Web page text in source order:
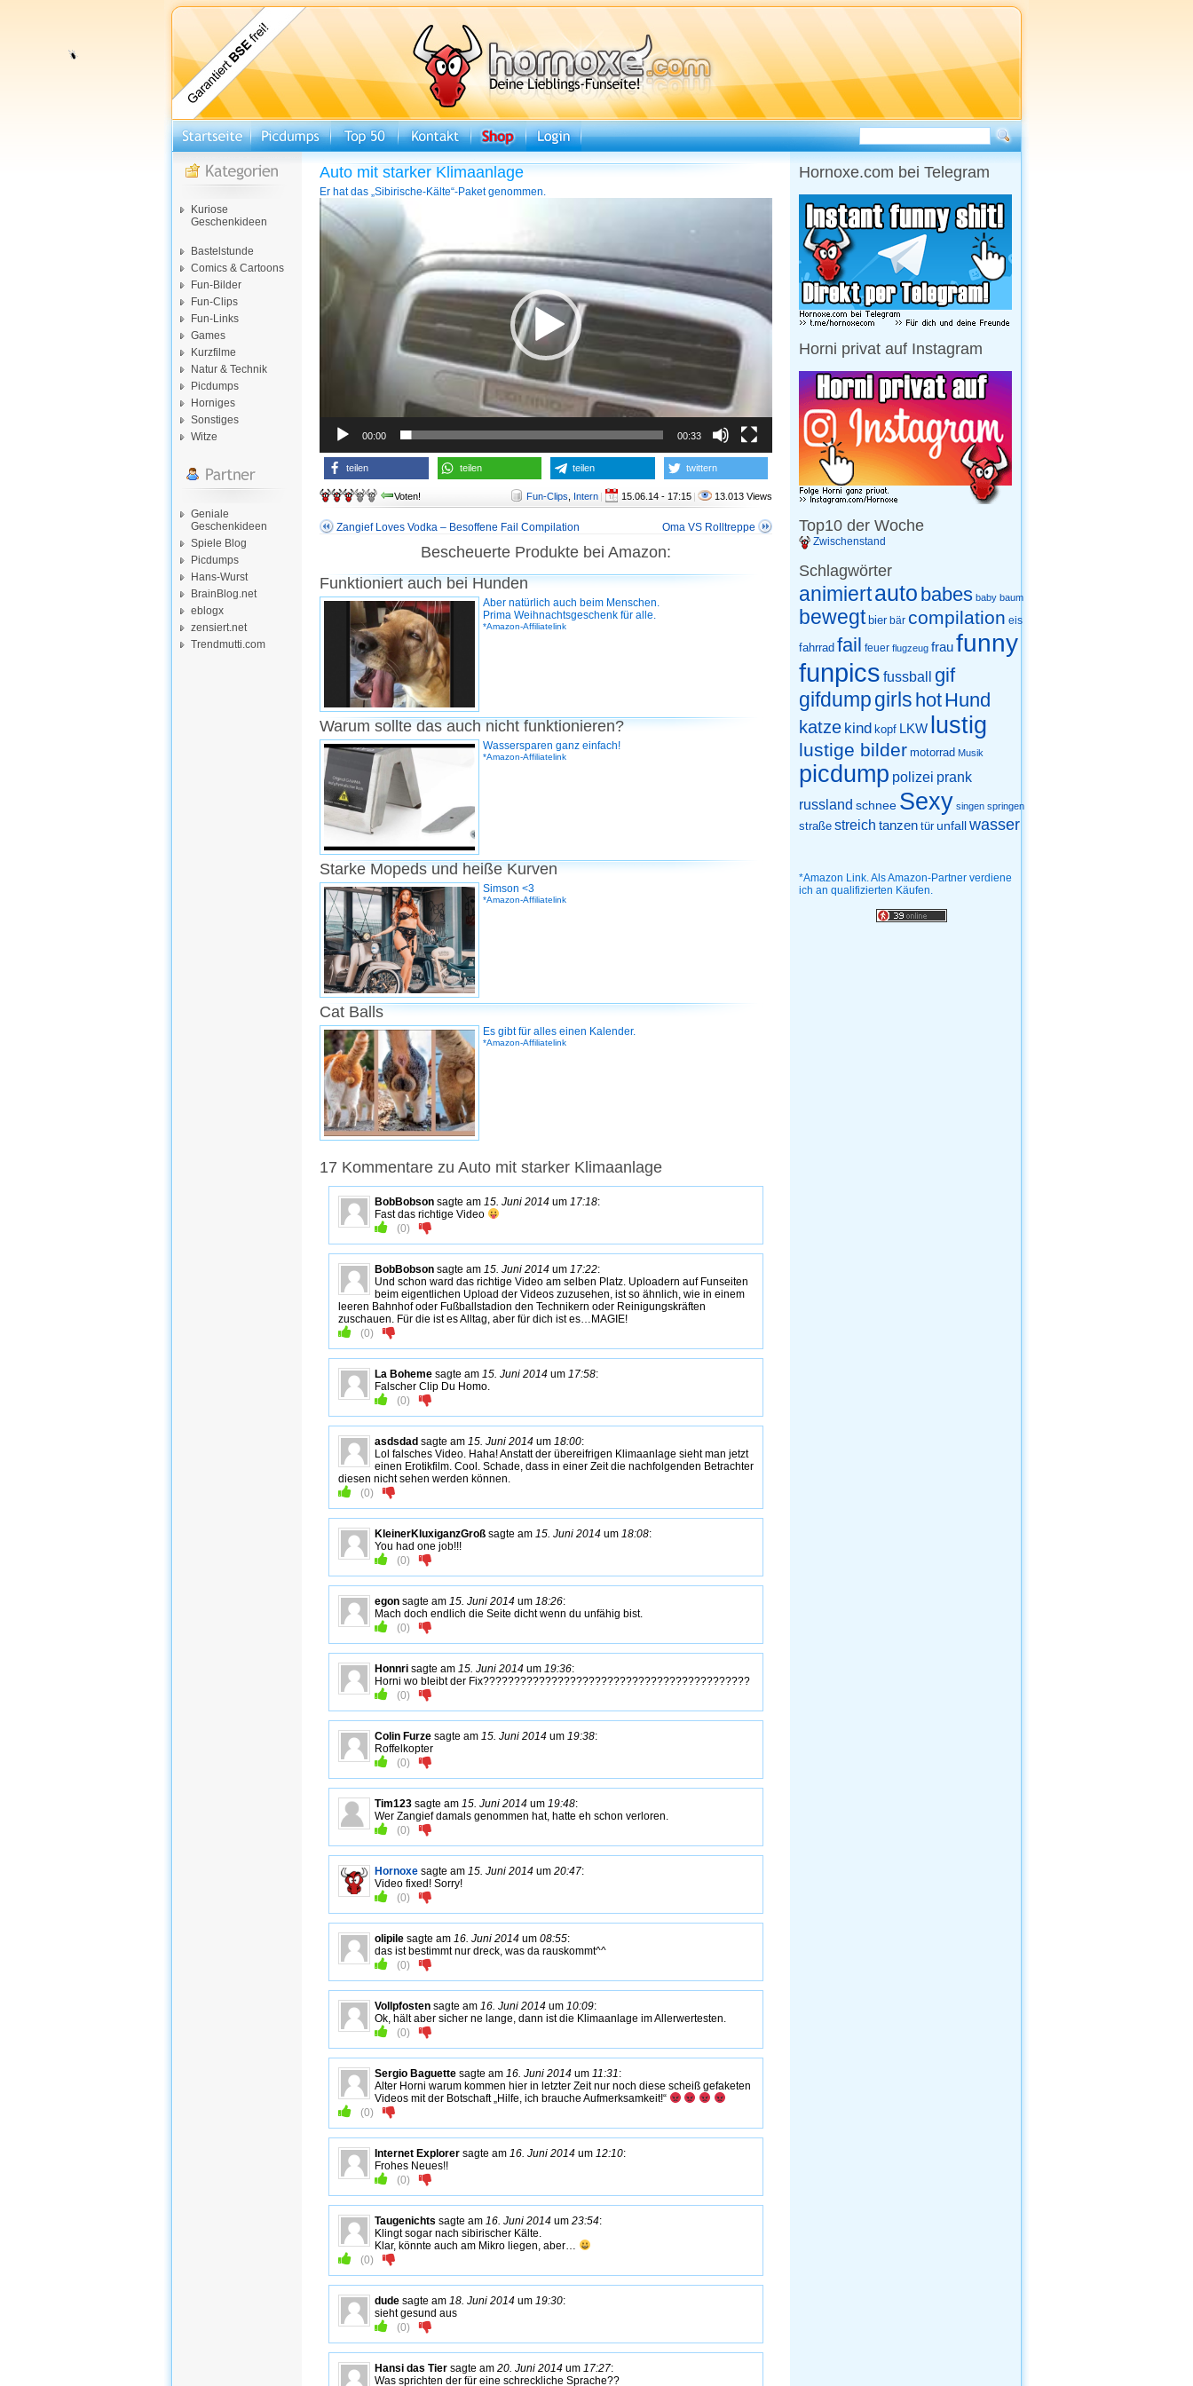
Kuriose
Geschenkideen
Bastelstunde
Comics & Cartoons
Fun-Bilder
Fun-Clips
Fun-Links
Games
Kurzfilme
Natur & Technik
Picdumps
Horniges
Sonstiges
Witze
Geniale
Geschenkideen
Spiele Blog
Picdumps
Hans-Wurst
BrainBlog.net
eblogx
zensiert.net
Trendmutti.com
Auto mit starker Klimaanlage
Er hat das „Sibirische-Kälte“-Paket genommen.
Video-
Player
00:00 00:33
teilen teilen teilen twittern
Voten! Fun-Clips Intern | 15.06.14 - 17:15 | 13.013 Views
Zangief Loves Vodka – Besoffene Fail Compilation Oma VS Rolltreppe
Bescheuerte Produkte bei Amazon:
Funktioniert auch bei Hunden
Aber natürlich auch beim Menschen.
Prima Weihnachtsgeschenk für alle.
*Amazon-Affiliatelink
Warum sollte das auch nicht funktionieren?
Wassersparen ganz einfach!
*Amazon-Affiliatelink
Starke Mopeds und heiße Kurven
Simson <3
*Amazon-Affiliatelink
Cat Balls
Es gibt für alles einen Kalender.
*Amazon-Affiliatelink
17 Kommentare zu Auto mit starker Klimaanlage
BobBobson sagte am 15. Juni 2014 um 17:18:
Fast das richtige Video
(0)
BobBobson sagte am 15. Juni 2014 um 17:22:
Und schon ward das richtige Video am selben Platz. Uploadern auf Funseiten
beim eigentlichen Upload der Videos zuzusehen, ist so ähnlich, wie in einem
leeren Bahnhof oder Fußballstadion den Technikern oder Reinigungskräften
zuschauen. Für die ist es Alltag, aber für dich ist es…MAGIE!
(0)
La Boheme sagte am 15. Juni 2014 um 17:58:
Falscher Clip Du Homo.
(0)
asdsdad sagte am 15. Juni 2014 um 18:00:
Lol falsches Video. Haha! Anstatt der übereifrigen Klimaanlage sieht man jetzt
einen Erotikfilm. Cool. Schade, dass in einer Zeit die nachfolgenden Betrachter
diesen nicht sehen werden können.
(0)
KleinerKluxiganzGroß sagte am 15. Juni 2014 um 18:08:
You had one job!!!
(0)
egon sagte am 15. Juni 2014 um 18:26:
Mach doch endlich die Seite dicht wenn du unfähig bist.
(0)
Honnri sagte am 15. Juni 2014 um 19:36:
Horni wo bleibt der Fix???????????????????????????????????????????
(0)
Colin Furze sagte am 15. Juni 2014 um 19:38:
Roffelkopter
(0)
Tim123 sagte am 15. Juni 2014 um 19:48:
Wer Zangief damals genommen hat, hatte eh schon verloren.
(0)
Hornoxe sagte am 15. Juni 2014 um 20:47:
Video fixed! Sorry!
(0)
olipile sagte am 16. Juni 2014 um 08:55:
das ist bestimmt nur dreck, was da rauskommt^^
(0)
Vollpfosten sagte am 16. Juni 2014 um 10:09:
Ok, hält aber sicher ne lange, dann ist die Klimaanlage im Allerwertesten.
(0)
Sergio Baguette sagte am 16. Juni 2014 um 11:31:
Alter Horni warum kommen hier in letzter Zeit nur noch diese scheiß gefaketen
Videos mit der Botschaft „Hilfe, ich brauche Aufmerksamkeit!“
(0)
Internet Explorer sagte am 16. Juni 2014 um 12:10:
Frohes Neues!!
(0)
Taugenichts sagte am 16. Juni 2014 um 23:54:
Klingt sogar nach sibirischer Kälte.
Klar, könnte auch am Mikro liegen, aber…
(0)
dude sagte am 18. Juni 2014 um 19:30:
sieht gesund aus
(0)
Hansi das Tier sagte am 20. Juni 2014 um 17:27:
Was sprichten der für eine schreckliche Sprache??
Hornoxe.com bei Telegram
Horni privat auf Instagram
Top10 der Woche
Zwischenstand
Schlagwörter
animiertauto babes baby baum
bewegt bier bär compilation eis
fahrrad fail feuer flugzeug fraufunny
funpics fussball gif
gifdump girls hotHund
katze kind kopf LKW lustig
lustige bilder motorrad Musik
picdump polizei prank
russland schnee Sexy singen springen
straße streich tanzen tür unfallwasser
*Amazon Link. Als Amazon-Partner verdiene
ich an qualifizierten Käufen.